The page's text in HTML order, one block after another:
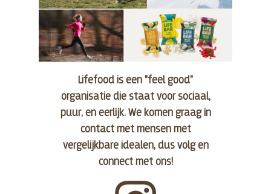
Lifefood is een "feel good"
organisatie die staat voor sociaal,
puur, en eerlijk. We komen graag in
contact met mensen met
vergelijkbare idealen, dus volg en
connect met ons!